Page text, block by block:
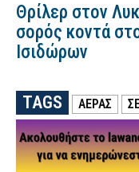
Θρίλερ στον
σορός κοντά
Ισιδώρων
TAGS ΑΕΡΑΣ